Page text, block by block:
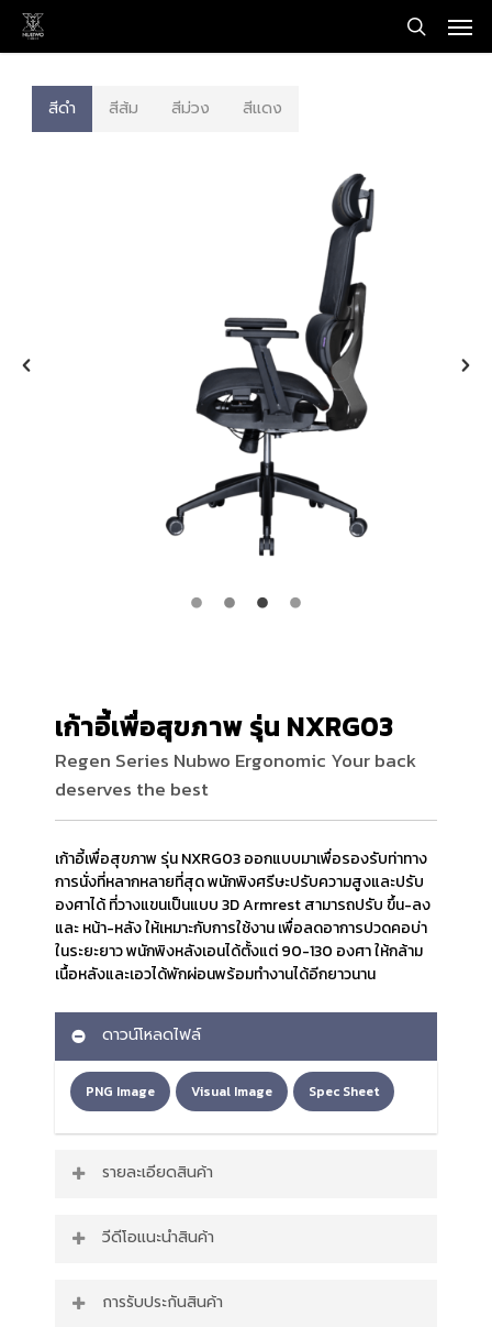
Skip
content
search
สีดำ สีส้ม สีม่วง สีแดง
เก้าอี้เพื่อสุขภาพ รุ่น NXRG03
Regen Series Nubwo Ergonomic Your back
deserves the best
เก้าอี้เพื่อสุขภาพ รุ่น NXRG03 ออกแบบมาเพื่อรองรับท่าทาง
การนั่งที่หลากหลายที่สุด พนักพิงศรีษะปรับความสูงและปรับ
องศาได้ ที่วางแขนเป็นแบบ 3D Armrest สามารถปรับ ขึ้น-ลง
และ หน้า-หลัง ให้เหมาะกับการใช้งาน เพื่อลดอาการปวดคอบ่า
ในระยะยาว พนักพิงหลังเอนได้ตั้งแต่ 90-130 องศา ให้กล้าม
เนื้อหลังและเอวได้พักผ่อนพร้อมทำงานได้อีกยาวนาน
ดาวน์โหลดไฟล์
PNG Image Visual Image Spec Sheet
รายละเอียดสินค้า
ต่ำได้
วีดีโอแนะนำสินค้า
การรับประกันสินค้า